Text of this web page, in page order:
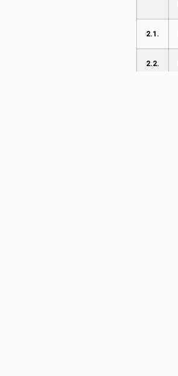
2.1.
2.2.